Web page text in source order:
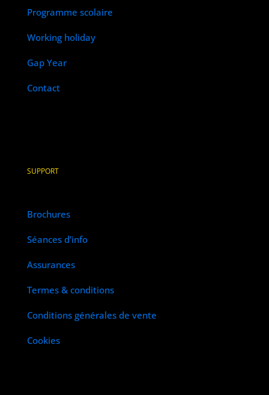
Programme scolaire
Working holiday
Gap Year
Contact
SUPPORT
Brochures
Séances d’info
Assurances
Termes & conditions
Conditions générales de vente
Cookies